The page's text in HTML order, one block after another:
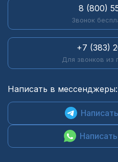
8 (800)
Звонок
+7 (383)
Для звонков из
Написать в мессенджеры: